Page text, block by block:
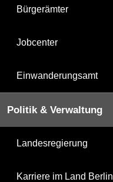
Bürgerämter
Jobcenter
Einwanderungsamt
Politik & Verwaltung
Landesregierung
Karriere im Land Berlin